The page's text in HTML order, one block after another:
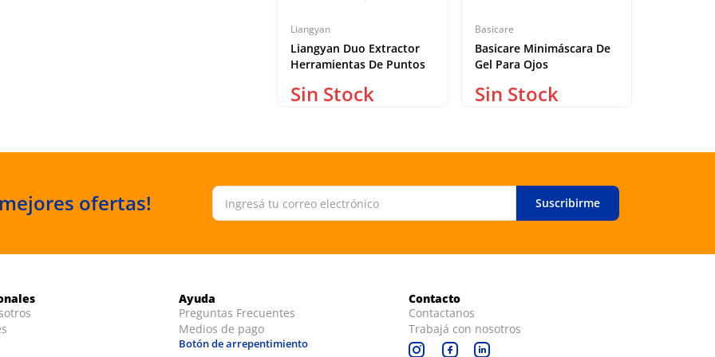
Liangyan
Liangyan Duo Extractor
Herramientas De Puntos
Basicare
Basicare Minimáscara De
Gel Para Ojos
ofertas! Suscribirme
Ayuda
Preguntas Frecuentes
Medios de pago
Botón de arrepentimiento
Contacto
Contactanos
Trabajá con nosotros